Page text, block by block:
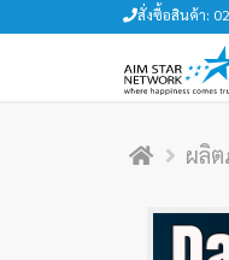
สั่งซื้อสินค้า:
ผลิ